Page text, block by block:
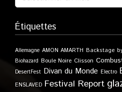
Étiquettes
Allemagne AMON AMARTH Backstage
Biohazard Boule Noire Clisson
DesertFest Divan du Monde Electro
ENSLAVED Festival Report